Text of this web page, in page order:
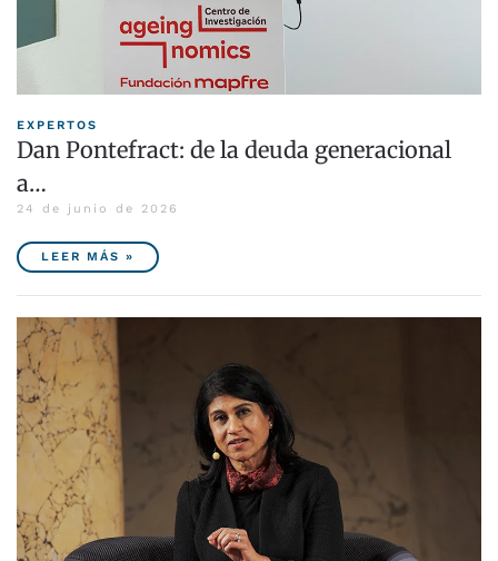
EXPERTOS
Dan Pontefract: de la deuda generacional
a…
24 de junio de 2026
LEER MÁS »